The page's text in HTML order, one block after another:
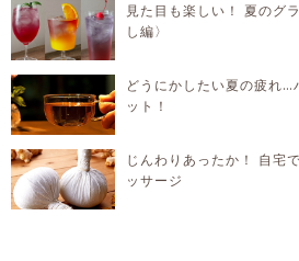
見た目も楽しい！ 夏のグ
し編〉
どうにかしたい夏の疲れ…
ット！
じんわりあったか！ 自宅
ッサージ